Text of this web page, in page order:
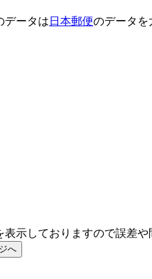
データは 日本郵便のデータを
示しておりますので誤差や
へ